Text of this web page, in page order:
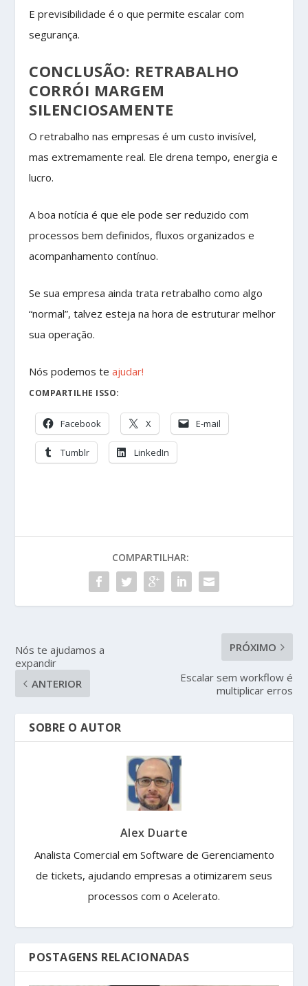
E previsibilidade é o que permite escalar com
segurança.
CONCLUSÃO: RETRABALHO
CORRÓI MARGEM
SILENCIOSAMENTE
O retrabalho nas empresas é um custo invisível,
mas extremamente real. Ele drena tempo, energia e
lucro.
A boa notícia é que ele pode ser reduzido com
processos bem definidos, fluxos organizados e
acompanhamento contínuo.
Se sua empresa ainda trata retrabalho como algo
“normal”, talvez esteja na hora de estruturar melhor
sua operação.
Nós podemos teajudar!
COMPARTILHE ISSO:
Facebook X E-mail
Tumblr LinkedIn
COMPARTILHAR:
Nós te ajudamos a
expandir
ANTERIOR
PRÓXIMO
Escalar sem workflow é
multiplicar erros
SOBRE O AUTOR
Alex Duarte
Analista Comercial em Software de Gerenciamento
de tickets, ajudando empresas a otimizarem seus
processos com o Acelerato.
POSTAGENS RELACIONADAS